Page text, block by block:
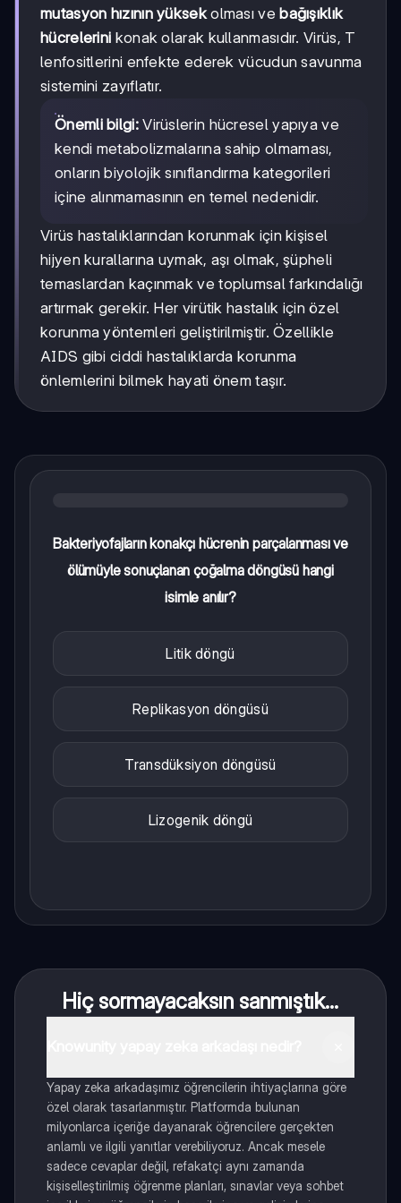
mutasyon hızının yüksekolması vebağışıklık
hücrelerini konak olarak kullanmasıdır. Virüs, T
lenfositlerini enfekte ederek vücudun savunma
sistemini zayıflatır.
Önemli bilgi:Virüslerin hücresel yapıya ve
kendi metabolizmalarına sahip olmaması,
onların biyolojik sınıflandırma kategorileri
içine alınmamasının en temel nedenidir.
Virüs hastalıklarından korunmak için kişisel
hijyen kurallarına uymak, aşı olmak, şüpheli
temaslardan kaçınmak ve toplumsal farkındalığı
artırmak gerekir. Her virütik hastalık için özel
korunma yöntemleri geliştirilmiştir. Özellikle
AIDS gibi ciddi hastalıklarda korunma
önlemlerini bilmek hayati önem taşır.
Bakteriyofajların konakçı hücrenin parçalanması ve
ölümüyle sonuçlanan çoğalma döngüsü hangi
isimle anılır?
Litik döngü
Replikasyon döngüsü
Transdüksiyon döngüsü
Lizogenik döngü
Hiç sormayacaksın sanmıştık...
Yapay zeka arkadaşımız öğrencilerin ihtiyaçlarına göre
özel olarak tasarlanmıştır. Platformda bulunan
milyonlarca içeriğe dayanarak öğrencilere gerçekten
anlamlı ve ilgili yanıtlar verebiliyoruz. Ancak mesele
sadece cevaplar değil, refakatçi aynı zamanda
kişiselleştirilmiş öğrenme planları, sınavlar veya sohbet